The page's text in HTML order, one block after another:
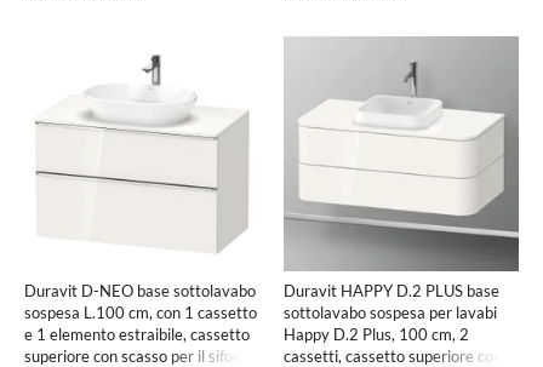
Duravit D-NEO base sottolavabo
sospesa L.100 cm, con 1 cassetto
e 1 elemento estraibile, cassetto
superiore con scasso per il sifone
Duravit HAPPY D.2 PLUS base
sottolavabo sospesa per lavabi
Happy D.2 Plus, 100 cm, 2
cassetti, cassetto superiore con